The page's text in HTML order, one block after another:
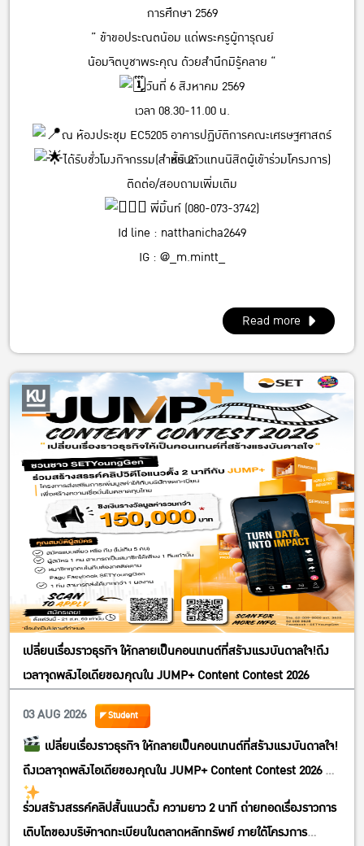
การศึกษา 2569
” ข้าขอประณตน้อม แด่พระครูผู้การุณย์
น้อมจิตบูชาพระคุณ ด้วยสำนึกมิรู้คลาย “
วันที่ 6 สิงหาคม 2569
เวลา 08.30-11.00 น.
ณ ห้องประชุม EC5205 อาคารปฏิบัติการคณะเศรษฐศาสตร์
ชั้น 2
ได้รับชั่วโมงกิจกรรม(สำหรับตัวแทนนิสิตผู้เข้าร่วมโครงการ)
ติดต่อ/สอบถามเพิ่มเติม
พี่มิ้นท์ (080-073-3742)
Id line : natthanicha2649
IG : @_m.mintt_
Id line : fourbrabra424
IG : @four_zapak
Read more
เปลี่ยนเรื่องราวธุรกิจ ให้กลายเป็นคอนเทนต์ที่สร้างแรงบันดาลใจ!ถึง
เวลาจุดพลังไอเดียของคุณใน JUMP+ Content Contest 2026
03 AUG 2026
Student
เปลี่ยนเรื่องราวธุรกิจ ให้กลายเป็นคอนเทนต์ที่สร้างแรงบันดาลใจ!
ถึงเวลาจุดพลังไอเดียของคุณใน JUMP+ Content Contest 2026
ร่วมสร้างสรรค์คลิปสั้นแนวตั้ง ความยาว 2 นาที ถ่ายทอดเรื่องราวการ
เติบโตของบริษัทจดทะเบียนในตลาดหลักทรัพย์ ภายใต้โครงการ